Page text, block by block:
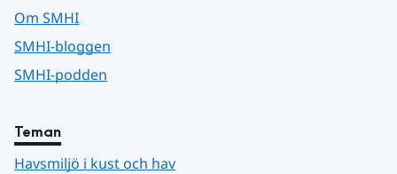
Om SMHI
SMHI-bloggen
SMHI-podden
Teman
Havsmiljö i kust och hav